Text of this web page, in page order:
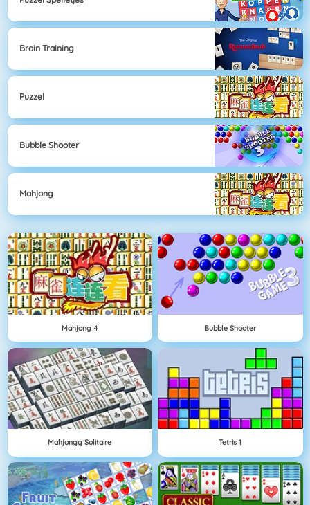
Brain Training
Puzzel
Bubble Shooter
Mahjong
Mahjong 4 Bubble Shooter
Mahjongg Solitaire Tetris 1